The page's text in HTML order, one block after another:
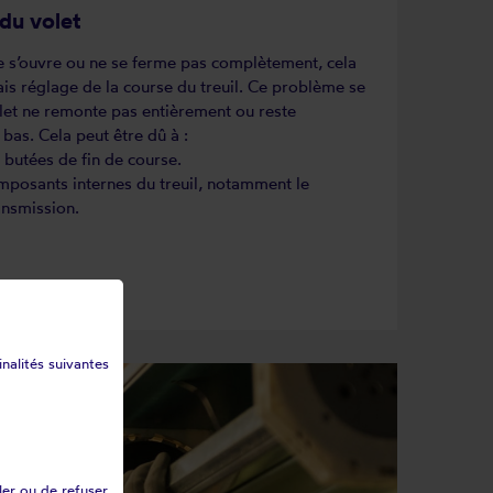
volet
ou ne se ferme pas complètement, cela
réglage de la course du treuil. Ce problème se
ne remonte pas entièrement ou reste
Cela peut être dû à :
de fin de course.
internes du treuil, notamment le
suivantes